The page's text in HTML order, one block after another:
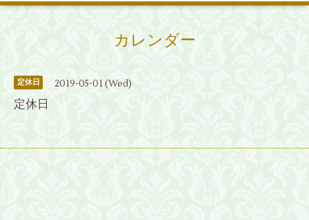
カレンダー
定休日 2019-05-01 (Wed)
定休日